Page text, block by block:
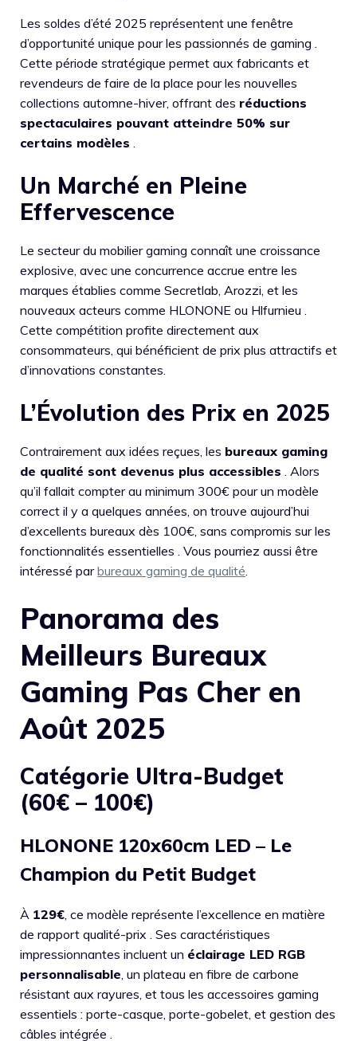
Les soldes d’été 2025 représentent une fenêtre
d’opportunité unique pour les passionnés de gaming .
Cette période stratégique permet aux fabricants et
revendeurs de faire de la place pour les nouvelles
collections automne-hiver, offrant des réductions
spectaculaires pouvant atteindre 50% sur
certains modèles .
Un Marché en Pleine
Effervescence
Le secteur du mobilier gaming connaît une croissance
explosive, avec une concurrence accrue entre les
marques établies comme Secretlab, Arozzi, et les
nouveaux acteurs comme HLONONE ou Hlfurnieu .
Cette compétition profite directement aux
consommateurs, qui bénéficient de prix plus attractifs et
d’innovations constantes.
L’Évolution des Prix en 2025
Contrairement aux idées reçues, les bureaux gaming
de qualité sont devenus plus accessibles . Alors
qu’il fallait compter au minimum 300€ pour un modèle
correct il y a quelques années, on trouve aujourd’hui
d’excellents bureaux dès 100€, sans compromis sur les
fonctionnalités essentielles . Vous pourriez aussi être
intéressé parbureaux gaming de qualité.
Panorama des
Meilleurs Bureaux
Gaming Pas Cher en
Août 2025
Catégorie Ultra-Budget
(60€ – 100€)
HLONONE 120x60cm LED – Le
Champion du Petit Budget
À 129€, ce modèle représente l’excellence en matière
de rapport qualité-prix . Ses caractéristiques
impressionnantes incluent un éclairage LED RGB
personnalisable, un plateau en fibre de carbone
résistant aux rayures, et tous les accessoires gaming
essentiels : porte-casque, porte-gobelet, et gestion des
câbles intégrée .